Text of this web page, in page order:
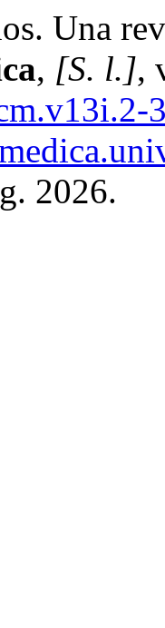
Una
, [S. l.],
2026.